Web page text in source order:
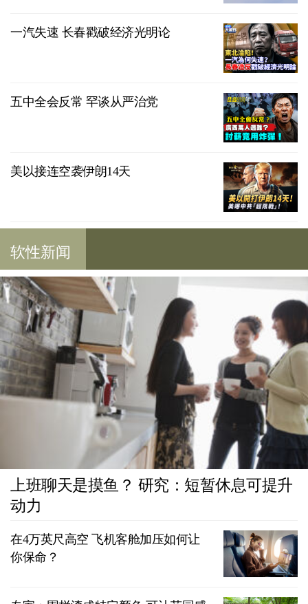
一汽失速 长春戳破经济光明论
五中全会反常 罕谈从严治党
美以接连空袭伊朗14天
软性新闻
上班聊天是摸鱼？ 研究：短暂休息可提升
动力
在4万英尺高空 飞机客舱加压如何让
你保命？